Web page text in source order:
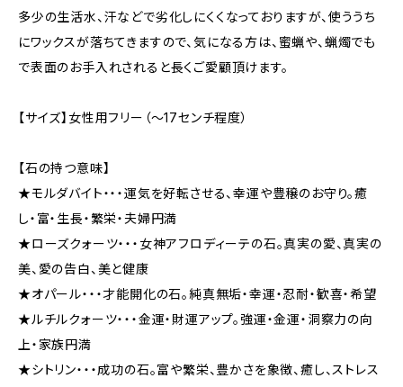
多少の生活水、汗などで劣化しにくくなっておりますが、使ううち
にワックスが落ちてきますので、気になる方は、蜜蝋や、蝋燭でも
で表面のお手入れされると長くご愛顧頂けます。
【サイズ】女性用フリー（～17センチ程度）
【石の持つ意味】
★モルダバイト・・・運気を好転させる、幸運や豊穣のお守り。癒
し・富・生長・繁栄・夫婦円満
★ローズクォーツ・・・女神アフロディーテの石。真実の愛、真実の
美、愛の告白、美と健康
★オパール・・・才能開化の石。純真無垢・幸運・忍耐・歓喜・希望
★ルチルクォーツ・・・金運・財運アップ。強運・金運・洞察力の向
上・家族円満
★シトリン・・・成功の石。富や繁栄、豊かさを象徴、癒し、ストレス